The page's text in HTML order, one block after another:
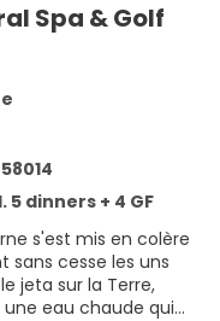
Spa & Golf
dinners + 4 GF
s'est mis en colère
cesse les uns
jeta sur la Terre,
eau chaude qui